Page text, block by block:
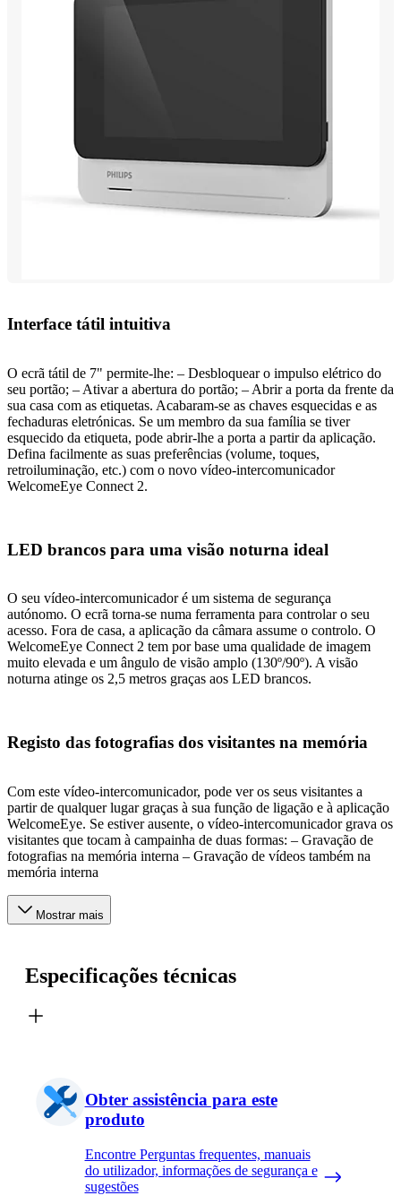
Interface tátil intuitiva
O ecrã tátil de 7" permite-lhe: – Desbloquear o impulso elétrico do
seu portão; – Ativar a abertura do portão; – Abrir a porta da frente da
sua casa com as etiquetas. Acabaram-se as chaves esquecidas e as
fechaduras eletrónicas. Se um membro da sua família se tiver
esquecido da etiqueta, pode abrir-lhe a porta a partir da aplicação.
Defina facilmente as suas preferências (volume, toques,
retroiluminação, etc.) com o novo vídeo-intercomunicador
WelcomeEye Connect 2.
LED brancos para uma visão noturna ideal
O seu vídeo-intercomunicador é um sistema de segurança
autónomo. O ecrã torna-se numa ferramenta para controlar o seu
acesso. Fora de casa, a aplicação da câmara assume o controlo. O
WelcomeEye Connect 2 tem por base uma qualidade de imagem
muito elevada e um ângulo de visão amplo (130º/90º). A visão
noturna atinge os 2,5 metros graças aos LED brancos.
Registo das fotografias dos visitantes na memória
Com este vídeo-intercomunicador, pode ver os seus visitantes a
partir de qualquer lugar graças à sua função de ligação e à aplicação
WelcomeEye. Se estiver ausente, o vídeo-intercomunicador grava os
visitantes que tocam à campainha de duas formas: – Gravação de
fotografias na memória interna – Gravação de vídeos também na
memória interna
Mostrar mais
Especificações técnicas
Obter assistência para este
produto
Encontre Perguntas frequentes, manuais
do utilizador, informações de segurança e
sugestões